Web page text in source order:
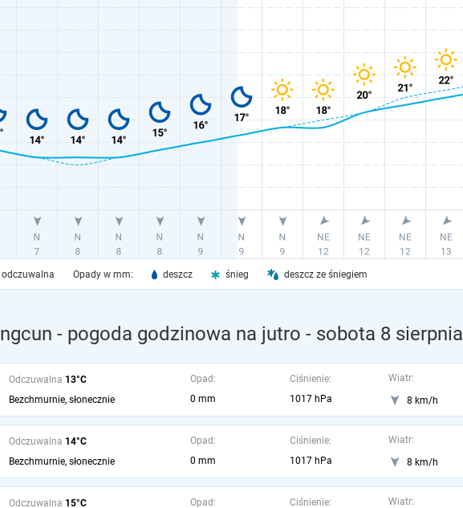
odczuwalna Opady w mm: deszcz śnieg deszcz ze śniegiem
- pogoda godzinowa na jutro - sobota 8 sierpnia
Odczuwalna 13°C
Bezchmurnie, słonecznie
Opad:
0 mm
Ciśnienie:
1017 hPa
Wiatr:
8 km/h
Odczuwalna 14°C
Bezchmurnie, słonecznie
Opad:
0 mm
Ciśnienie:
1017 hPa
Wiatr:
8 km/h
Odczuwalna 15°C
Opad:
Ciśnienie:
Wiatr: